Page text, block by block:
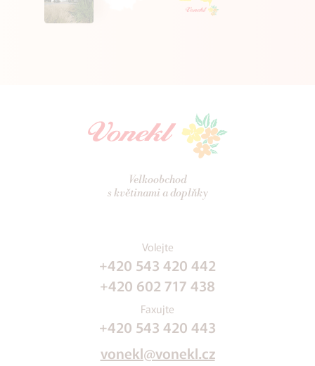
Velkoobchod
s květinami a doplňky
Volejte
+420 543 420 442
+420 602 717 438
Faxujte
+420 543 420 443
vonekl@vonekl.cz